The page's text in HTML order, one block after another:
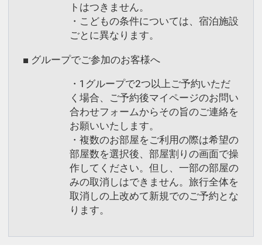
トはつきません。
・こどもの条件については、宿泊施設
ごとに異なります。
■ グループでご参加のお客様へ
・1グループで2つ以上ご予約いただ
く場合、ご予約後マイページのお問い
合わせフォームからその旨のご連絡を
お願いいたします。
・複数のお部屋をご利用の際は希望の
部屋数を選択後、部屋割りの画面で操
作してください。但し、一部の部屋の
みの取消しはできません。旅行全体を
取消しの上改めて新規でのご予約とな
ります。